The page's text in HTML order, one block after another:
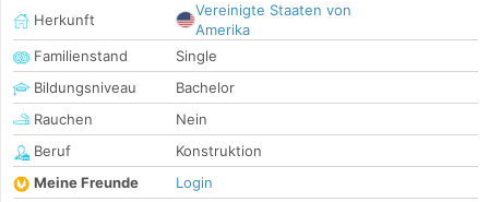
Herkunft
Vereinigte Staaten von
Amerika
Familienstand
Single
Bildungsniveau
Bachelor
Rauchen
Nein
Beruf
Konstruktion
Meine Freunde
Login